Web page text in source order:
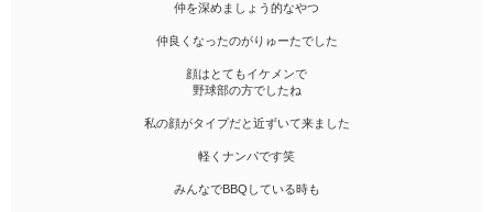
仲を深めましょう的なやつ
仲良くなったのがりゅーたでした
顔はとてもイケメンで
野球部の方でしたね
私の顔がタイプだと近ずいて来ました
軽くナンパです笑
みんなでBBQしている時も